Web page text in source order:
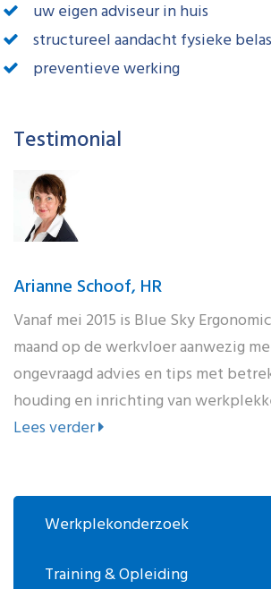
uw eigen adviseur in huis
structureel aandacht fysieke
preventieve werking
Testimonial
Arianne Schoof, HR
Vanaf mei 2015 is Blue Sky
maand op de werkvloer aanwezig
ongevraagd advies en tips met
houding en inrichting van
Lees verder
Werkplekonderzoek
Training & Opleiding